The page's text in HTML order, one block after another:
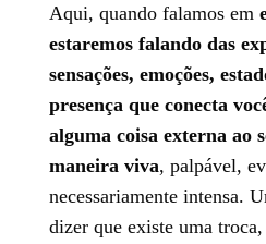
Aqui, quando falamos em
estaremos falando das
sensações, emoções,
presença que conecta
alguma coisa externa ao
maneira viva, palpável,
necessariamente intensa.
dizer que existe uma